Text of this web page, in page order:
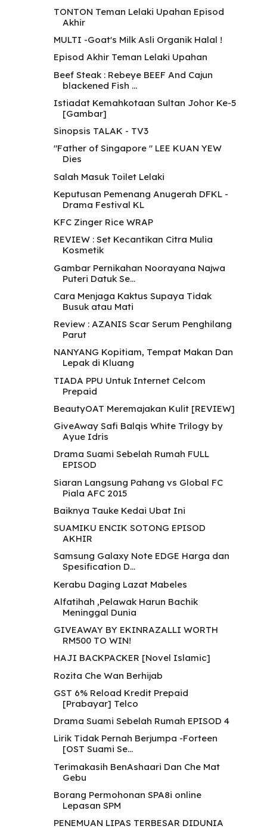
TONTON Teman Lelaki Upahan Episod
Akhir
MULTI -Goat's Milk Asli Organik Halal !
Episod Akhir Teman Lelaki Upahan
Beef Steak : Rebeye BEEF And Cajun
blackened Fish ...
Istiadat Kemahkotaan Sultan Johor Ke-5
[Gambar]
Sinopsis TALAK - TV3
"Father of Singapore " LEE KUAN YEW
Dies
Salah Masuk Toilet Lelaki
Keputusan Pemenang Anugerah DFKL -
Drama Festival KL
KFC Zinger Rice WRAP
REVIEW : Set Kecantikan Citra Mulia
Kosmetik
Gambar Pernikahan Noorayana Najwa
Puteri Datuk Se...
Cara Menjaga Kaktus Supaya Tidak
Busuk atau Mati
Review : AZANIS Scar Serum Penghilang
Parut
NANYANG Kopitiam, Tempat Makan Dan
Lepak di Kluang
TIADA PPU Untuk Internet Celcom
Prepaid
BeautyOAT Meremajakan Kulit [REVIEW]
GiveAway Safi Balqis White Trilogy by
Ayue Idris
Drama Suami Sebelah Rumah FULL
EPISOD
Siaran Langsung Pahang vs Global FC
Piala AFC 2015
Baiknya Tauke Kedai Ubat Ini
SUAMIKU ENCIK SOTONG EPISOD
AKHIR
Samsung Galaxy Note EDGE Harga dan
Spesification D...
Kerabu Daging Lazat Mabeles
Alfatihah ,Pelawak Harun Bachik
Meninggal Dunia
GIVEAWAY BY EKINRAZALLI WORTH
RM500 TO WIN!
HAJI BACKPACKER [Novel Islamic]
Rozita Che Wan Berhijab
GST 6% Reload Kredit Prepaid
[Prabayar] Telco
Drama Suami Sebelah Rumah EPISOD 4
Lirik Tidak Pernah Berjumpa -Forteen
[OST Suami Se...
Terimakasih BenAshaari Dan Che Mat
Gebu
Borang Permohonan SPA8i online
Lepasan SPM
PENEMUAN LIPAS TERBESAR DIDUNIA